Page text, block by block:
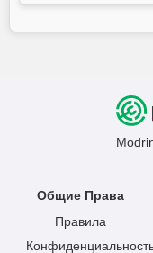
Общие Права
Правила